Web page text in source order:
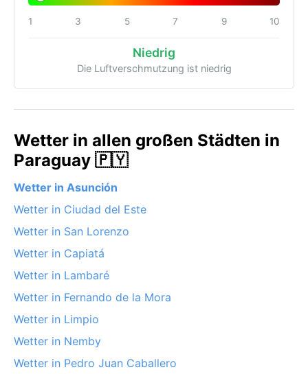
1 3 5 7 9 10
Niedrig
Die Luftverschmutzung ist niedrig
Wetter in allen großen Städten in
Paraguay 🇵🇾
Wetter in Asunción
Wetter in Ciudad del Este
Wetter in San Lorenzo
Wetter in Capiatá
Wetter in Lambaré
Wetter in Fernando de la Mora
Wetter in Limpio
Wetter in Nemby
Wetter in Pedro Juan Caballero